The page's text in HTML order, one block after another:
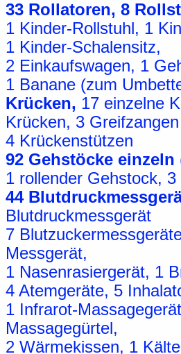
33 Rollatoren, 8
1 Kinder-Rollstuhl, 1
1 Kinder-Schalensitz,
2 Einkaufswagen, 1
1 Banane (zum
Krücken, 17 einzelne
Krücken, 3 Greifzangen
4 Krückenstützen
92 Gehstöcke einzeln
1 rollender Gehstock,
44
Blutdruckmessgerät
7
Messgerät,
1 Nasenrasiergerät, 1
4 Atemgeräte, 5
1 Infrarot-
Massagegürtel,
2 Wärmekissen, 1